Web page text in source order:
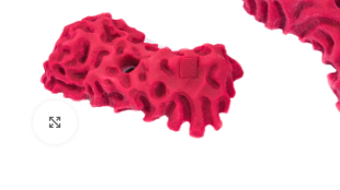
Click to enlarge